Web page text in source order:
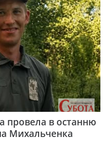
провела в останню
Михальченка